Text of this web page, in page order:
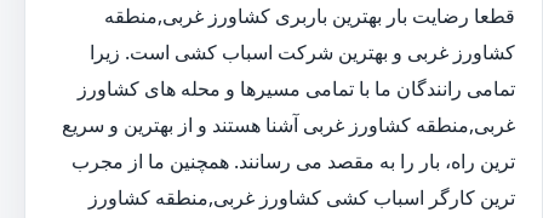
قطعا رضایت بار بهترین باربری کشاورز غربی,منطقه
کشاورز غربی و بهترین شرکت اسباب کشی است. زیرا
تمامی رانندگان ما با تمامی مسیرها و محله های کشاورز
غربی,منطقه کشاورز غربی آشنا هستند و از بهترین و سریع
ترین راه، بار را به مقصد می رسانند. همچنین ما از مجرب
ترین کارگر اسباب کشی کشاورز غربی,منطقه کشاورز